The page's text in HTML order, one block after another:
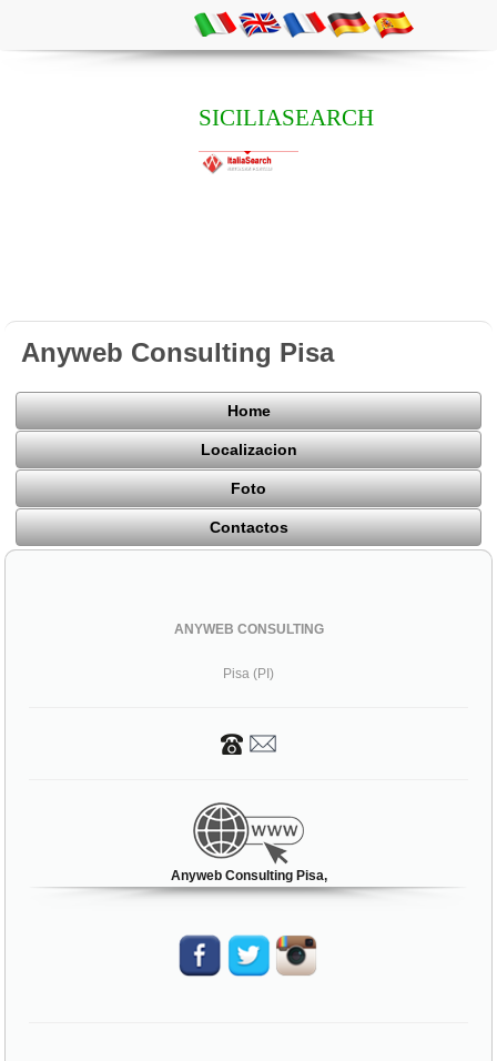
SICILIASEARCH
Anyweb Consulting Pisa
Home
Localizacion
Foto
Contactos
ANYWEB CONSULTING
Pisa (PI)
Anyweb Consulting Pisa,